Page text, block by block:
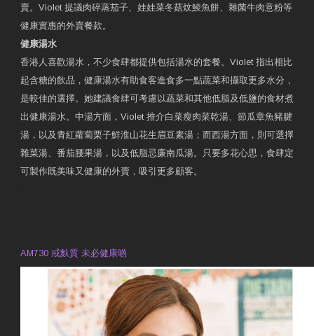
賣。Violet 提議肉碎蒸茄子、娃娃菜冬菇炆鯪魚餅、雜菌牛肉意粉等
健康實惠的外賣餐款。
健康湯水
香港人喜歡湯水，不少食肆都提供包括湯水的套餐。Violet 指出相比
起含糖的飲品，健康湯水有助食客進食多一點蔬菜和攝取更多水分，
是較佳的選擇。她建議食肆可考慮以蔬菜和其他低脂及低鹽的食材煮
出健康湯水。中湯方面，Violet 推介白菜瘦肉菜乾湯、節瓜章魚豬腱
湯，以及青紅蘿蔔栗子鮮淮山花生眉豆素湯；而西湯方面，則可選擇
雜菜湯、番茄腰果湯，以及低脂忌廉南瓜湯。只要多花心思，食肆定
可製作既美味又健康的外賣，吸引更多顧客。
AM730 戒麩質 未必健康啲